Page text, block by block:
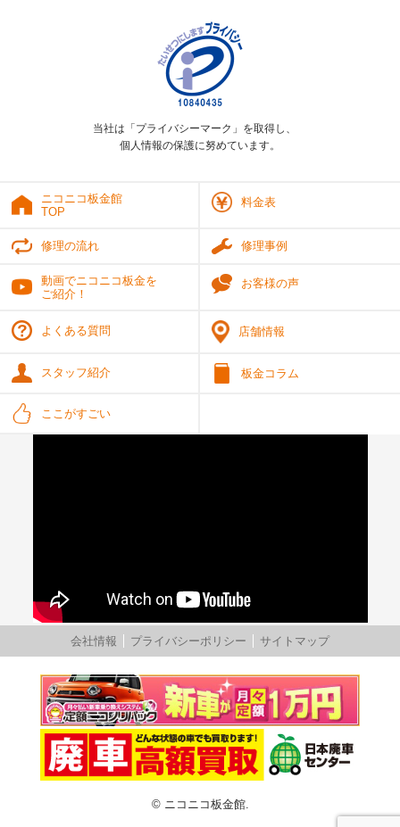
当社は「プライバシーマーク」を取得し、
個人情報の保護に努めています。
ニコニコ板金館
TOP
料金表
修理の流れ 修理事例
動画でニコニコ板金を
ご紹介！
お客様の声
よくある質問 店舗情報
スタッフ紹介 板金コラム
ここがすごい
会社情報 プライバシーポリシー サイトマップ
© ニコニコ板金館.